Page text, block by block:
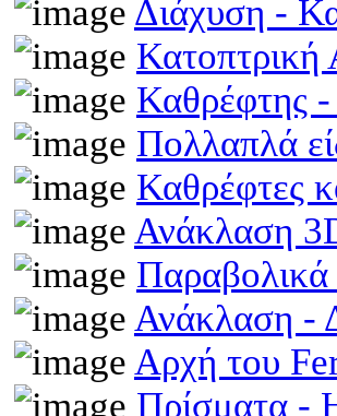
Διάχυση -
Καθρέφτης
Πολλαπλά
Καθρέφτες
Ανάκλαση
Ανάκλαση -
Αρχή του
Πρίσματα -